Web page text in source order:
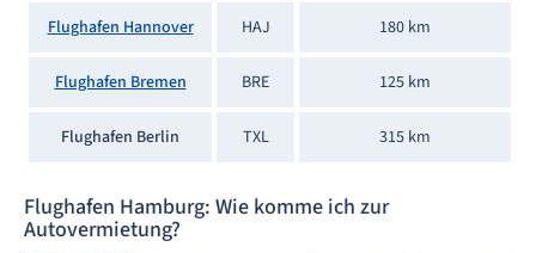
Flughafen Hannover HAJ 180 km
Flughafen Bremen BRE 125 km
Flughafen Berlin TXL 315 km
Flughafen Hamburg: Wie komme ich zur
Autovermietung?